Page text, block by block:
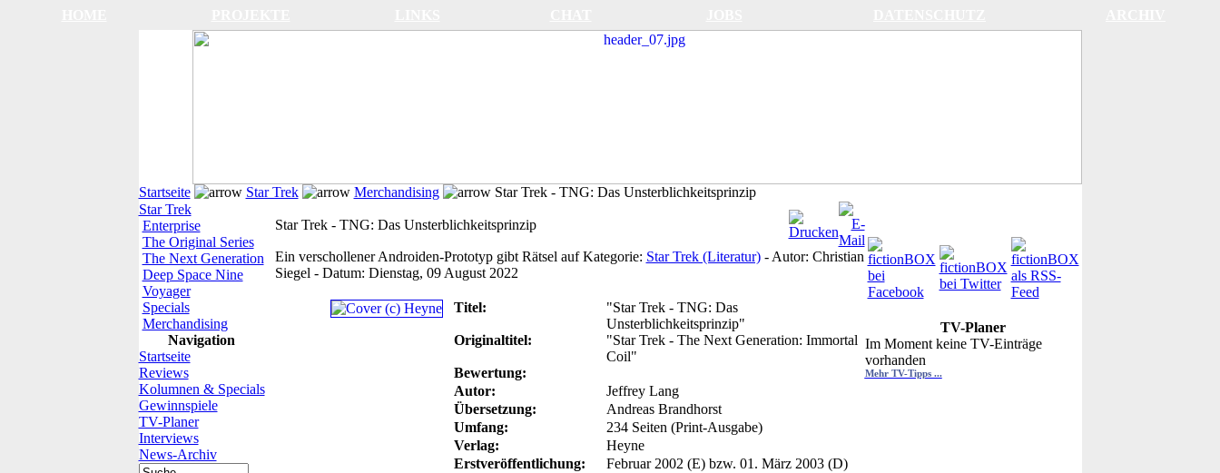
Startseite Star Trek Merchandising
Star Trek - TNG: Das Unsterblichkeitsprinzip
Star Trek
Enterprise
The Original Series
The Next Generation
Deep Space Nine
Voyager
Specials
Merchandising
Navigation
Startseite
Reviews
Kolumnen & Specials
Gewinnspiele
TV-Planer
Interviews
News-Archiv
Star Trek - TNG: Das Unsterblichkeitsprinzip
Ein verschollener Androiden-Prototyp gibt Rätsel auf Kategorie: Star Trek (Literatur)- Autor: Christian
Siegel - Datum: Dienstag, 09 August 2022
Titel:
"Star Trek - TNG: Das
Unsterblichkeitsprinzip"
Originaltitel:
"Star Trek - The Next Generation: Immortal
Coil"
Bewertung:
Autor:
Jeffrey Lang
Übersetzung:
Andreas Brandhorst
Umfang:
234 Seiten (Print-Ausgabe)
Verlag:
Heyne
Erstveröffentlichung:
Februar 2002 (E) bzw. 01. März 2003 (D)
TV-Planer
Im Moment keine TV-Einträge
vorhanden
Mehr TV-Tipps ...